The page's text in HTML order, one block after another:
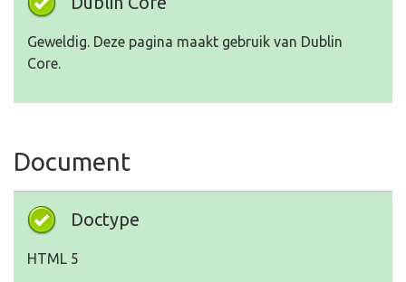
Geweldig. Deze pagina maakt gebruik van Dublin
Core.
Document
Doctype
HTML 5